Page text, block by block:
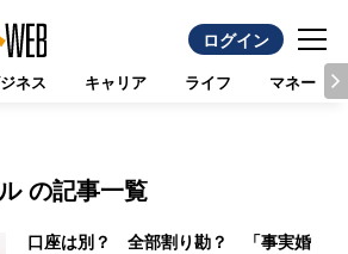
ログイン
ネス キャリア ライフ マネー
の記事一覧
口座は別？ 全部割り勘？ 「事実婚